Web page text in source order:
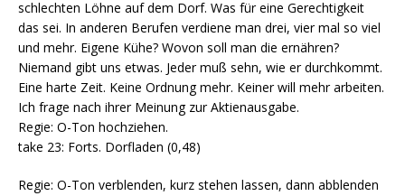
schlechten Löhne auf dem Dorf. Was für eine Gerechtigkeit
das sei. In anderen Berufen verdiene man drei, vier mal so viel
und mehr. Eigene Kühe? Wovon soll man die ernähren?
Niemand gibt uns etwas. Jeder muß sehn, wie er durchkommt.
Eine harte Zeit. Keine Ordnung mehr. Keiner will mehr arbeiten.
Ich frage nach ihrer Meinung zur Aktienausgabe.
Regie: O-Ton hochziehen.
take 23: Forts. Dorfladen (0,48)
Regie: O-Ton verblenden, kurz stehen lassen, dann abblenden